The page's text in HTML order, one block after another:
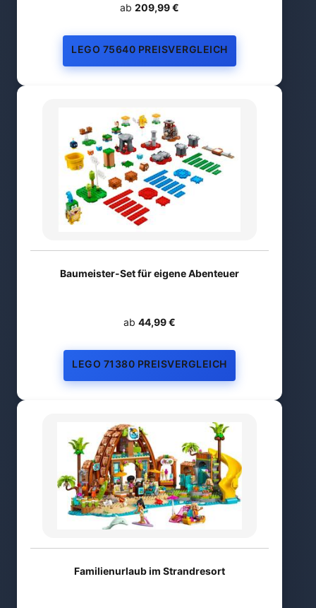
ab 209,99 €
LEGO 75640 PREISVERGLEICH
Baumeister-Set für eigene Abenteuer
ab 44,99 €
LEGO 71380 PREISVERGLEICH
Familienurlaub im Strandresort